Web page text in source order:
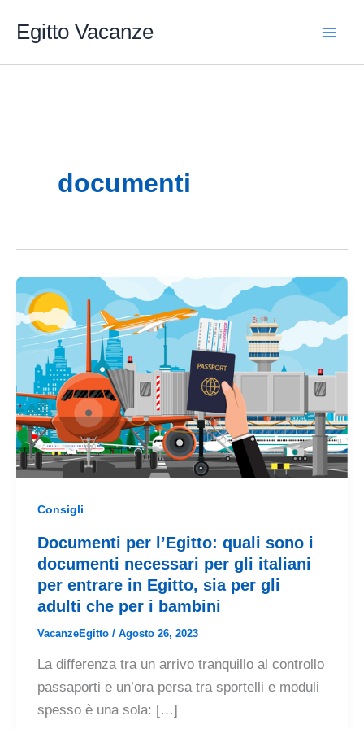
Egitto Vacanze
documenti
Consigli
Documenti per l’Egitto: quali sono i
documenti necessari per gli italiani
per entrare in Egitto, sia per gli
adulti che per i bambini
VacanzeEgitto / Agosto 26, 2023
La differenza tra un arrivo tranquillo al controllo
passaporti e un’ora persa tra sportelli e moduli
spesso è una sola: […]